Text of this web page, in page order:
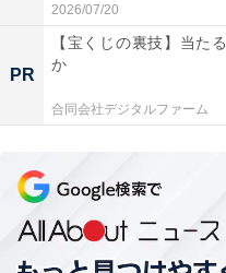
2026/07/20
PR
【宝くじの裏技】当た
か
合同会社デジタルファーム